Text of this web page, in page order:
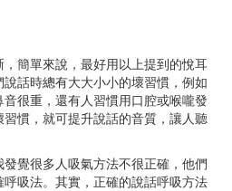
簡單來說，最好用以上提到的悅耳
話時總有大大小小的壞習慣，例如
很重，還有人習慣用口腔或喉嚨發
慣，就可提升說話的音質，讓人聽
覺很多人吸氣方法不很正確，他們
吸法。其實，正確的說話呼吸方法